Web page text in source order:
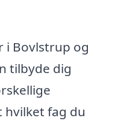
i Bovlstrup og
tilbyde dig
hvilket fag du